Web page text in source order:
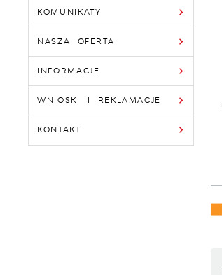
KOMUNIKATY
NASZA OFERTA
INFORMACJE
WNIOSKI I REKLAMACJE
KONTAKT